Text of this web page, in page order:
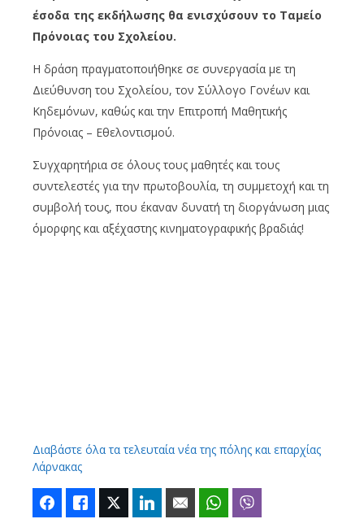
έσοδα της εκδήλωσης θα ενισχύσουν το Ταμείο
Πρόνοιας του Σχολείου.
Η δράση πραγματοποιήθηκε σε συνεργασία με τη
Διεύθυνση του Σχολείου, τον Σύλλογο Γονέων και
Κηδεμόνων, καθώς και την Επιτροπή Μαθητικής
Πρόνοιας – Εθελοντισμού.
Συγχαρητήρια σε όλους τους μαθητές και τους
συντελεστές για την πρωτοβουλία, τη συμμετοχή και τη
συμβολή τους, που έκαναν δυνατή τη διοργάνωση μιας
όμορφης και αξέχαστης κινηματογραφικής βραδιάς!
Διαβάστε όλα τα τελευταία νέα της πόλης και επαρχίας
Λάρνακας
FacebookLike Twitter LinkedIn Email WhatsApp